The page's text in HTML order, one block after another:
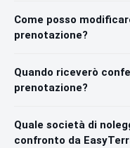
Come posso
prenotazione?
Quando riceverò
prenotazione?
Quale società di
confronto da